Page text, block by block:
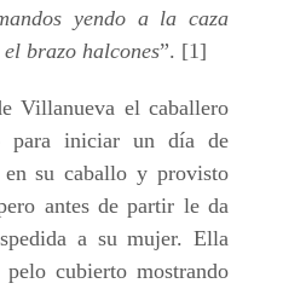
yendo a la caza
brazo halcones”. [1]
Villanueva el caballero
para iniciar un día de
en su caballo y provisto
antes de partir le da
a su mujer. Ella
cubierto mostrando